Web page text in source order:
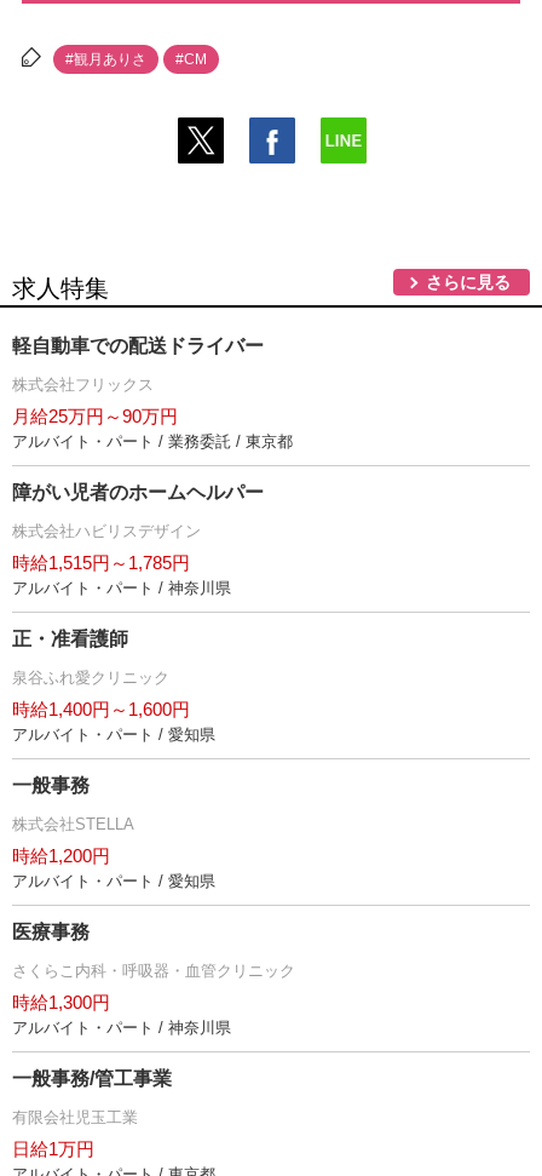
#観月ありさ #CM
求人特集 さらに見る
軽自動車での配送ドライバー
株式会社フリックス
月給25万円～90万円
アルバイト・パート / 業務委託 / 東京都
障がい児者のホームヘルパー
株式会社ハビリスデザイン
時給1,515円～1,785円
アルバイト・パート / 神奈川県
正・准看護師
泉谷ふれ愛クリニック
時給1,400円～1,600円
アルバイト・パート / 愛知県
一般事務
株式会社STELLA
時給1,200円
アルバイト・パート / 愛知県
医療事務
さくらこ内科・呼吸器・血管クリニック
時給1,300円
アルバイト・パート / 神奈川県
一般事務/管工事業
有限会社児玉工業
日給1万円